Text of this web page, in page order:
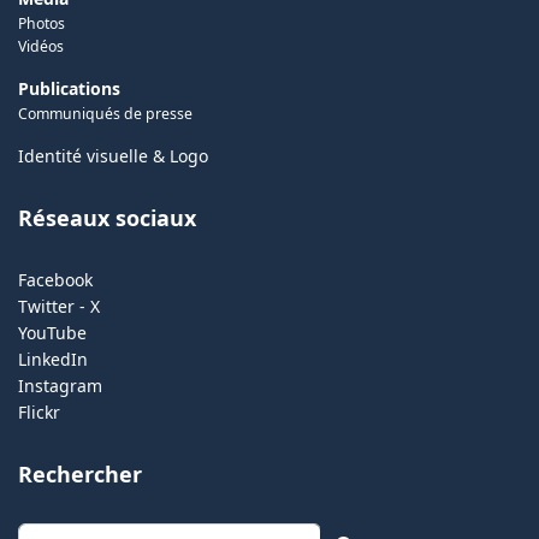
Photos
Vidéos
Publications
Communiqués de presse
Identité visuelle & Logo
Réseaux sociaux
Facebook
Twitter - X
YouTube
LinkedIn
Instagram
Flickr
Rechercher